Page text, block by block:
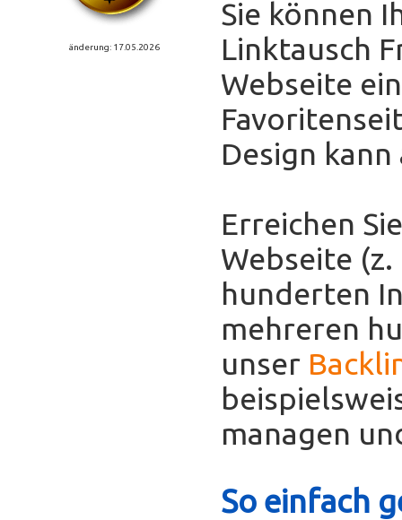
änderung: 17.05.2026
Sie können
Linktausch
Webseite
Design
Erreichen
Webseite
hunderten
mehreren
unser
managen
So einfach